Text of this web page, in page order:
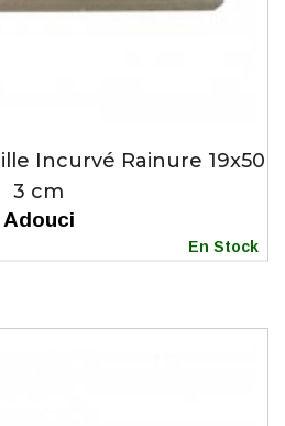
Incurvé Rainure 19x50
3 cm
Adouci
En Stock